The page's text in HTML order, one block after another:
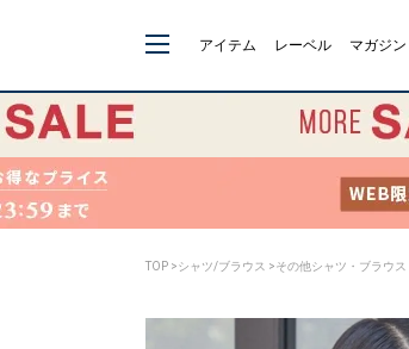
アイテム レーベル マガジン
TOP >シャツ/ブラウス >その他シャツ・ブラウス